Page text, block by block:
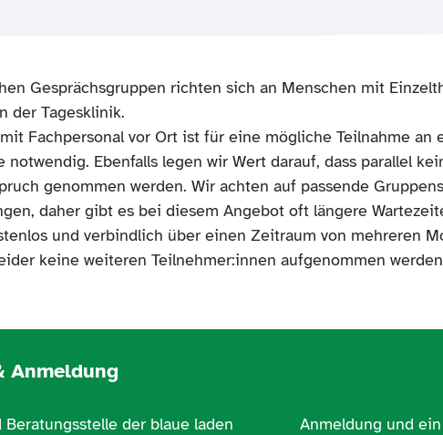
Gesprächsgruppen richten sich an Menschen mit
der Tagesklinik.
Fachpersonal vor Ort ist für eine mögliche Teilnahme an
notwendig. Ebenfalls legen wir Wert darauf, dass parallel
genommen werden. Wir achten auf passende
daher gibt es bei diesem Angebot oft längere
und verbindlich über einen Zeitraum von mehreren
keine weiteren Teilnehmer:innen aufgenommen
Anmeldung
der blaue laden
Anmeldung und